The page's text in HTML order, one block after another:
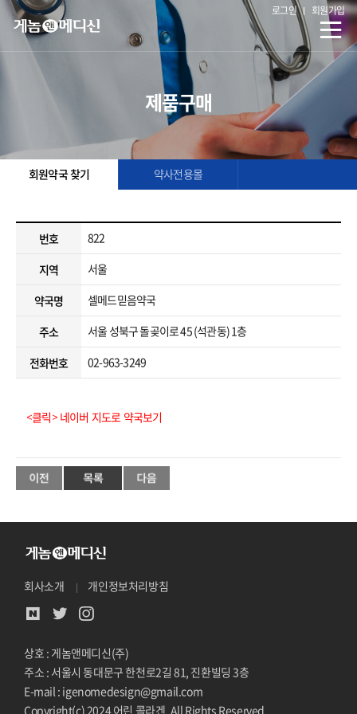
로그인 회원가입
제품구매
회원약국 찾기 약사전용몰
번호
822
지역
서울
약국명
셀메드믿음약국
주소
서울 성북구 돌곶이로 45 (석관동) 1층
전화번호
02-963-3249
<클릭> 네이버 지도로 약국보기
회사소개 개인정보처리방침
상호 : 게놈앤메디신(주)
주소 : 서울시 동대문구 한천로2길 81, 진환빌딩 3층
E-mail : igenomedesign@gmail.com
Copyright(c) 2024 어린 콜라겐. All Rights Reserved.